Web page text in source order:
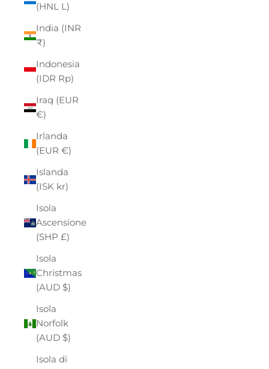
(HNL L)
India (INR
₹)
Indonesia
(IDR Rp)
Iraq (EUR
€)
Irlanda
(EUR €)
Islanda
(ISK kr)
Isola
Ascensione
(SHP £)
Isola
Christmas
(AUD $)
Isola
Norfolk
(AUD $)
Isola di